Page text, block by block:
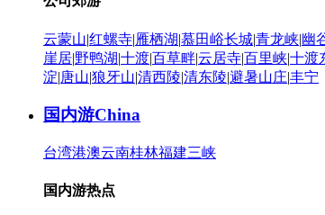
云蒙山|红螺寺|雁栖湖|慕田峪长城|青龙峡|幽
崖居|野鸭湖|十渡|百草畔|云居寺|百里峡|十渡
淀|唐山|狼牙山|清西陵|清东陵|避暑山庄|丰宁
国内游China
台湾港澳云南桂林福建三峡
国内游热点